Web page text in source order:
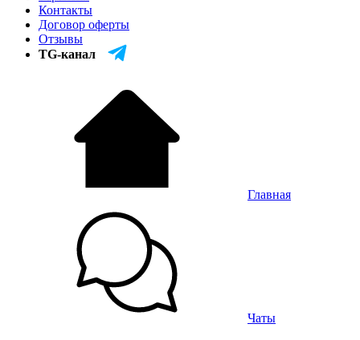
Контакты
Договор оферты
Отзывы
TG-канал
Главная
Чаты